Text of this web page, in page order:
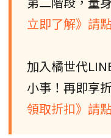
立即了解》請
加入橘世代
小事！再即享
領取折扣》請